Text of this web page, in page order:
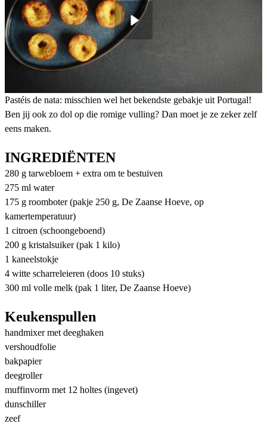
Pastéis de nata: misschien wel het bekendste gebakje uit Portugal!
Ben jij ook zo dol op die romige vulling? Dan moet je ze zeker zelf
eens maken.
INGREDIËNTEN
280 g tarwebloem + extra om te bestuiven
275 ml water
175 g roomboter (pakje 250 g, De Zaanse Hoeve, op
kamertemperatuur)
1 citroen (schoongeboend)
200 g kristalsuiker (pak 1 kilo)
1 kaneelstokje
4 witte scharreleieren (doos 10 stuks)
300 ml volle melk (pak 1 liter, De Zaanse Hoeve)
Keukenspullen
handmixer met deeghaken
vershoudfolie
bakpapier
deegroller
muffinvorm met 12 holtes (ingevet)
dunschiller
zeef